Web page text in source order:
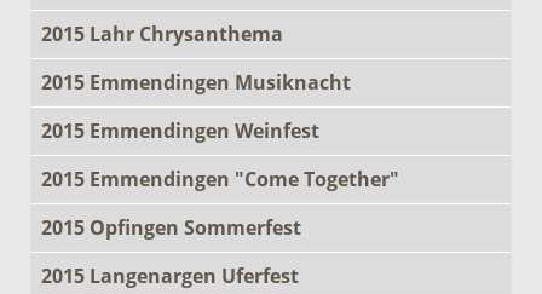
2015 Lahr Chrysanthema
2015 Emmendingen Musiknacht
2015 Emmendingen Weinfest
2015 Emmendingen "Come Together"
2015 Opfingen Sommerfest
2015 Langenargen Uferfest